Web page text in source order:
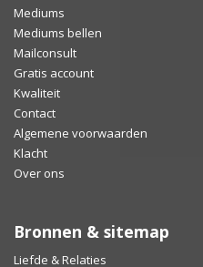
Mediums
Mediums bellen
Mailconsult
Gratis account
Kwaliteit
Contact
Algemene voorwaarden
Klacht
Over ons
Bronnen & sitemap
Liefde & Relaties